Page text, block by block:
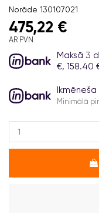
Norāde 130107021
475,22 €
AR PVN
Maksā 3
€, 158.40
Ikmēneša
Minimālā